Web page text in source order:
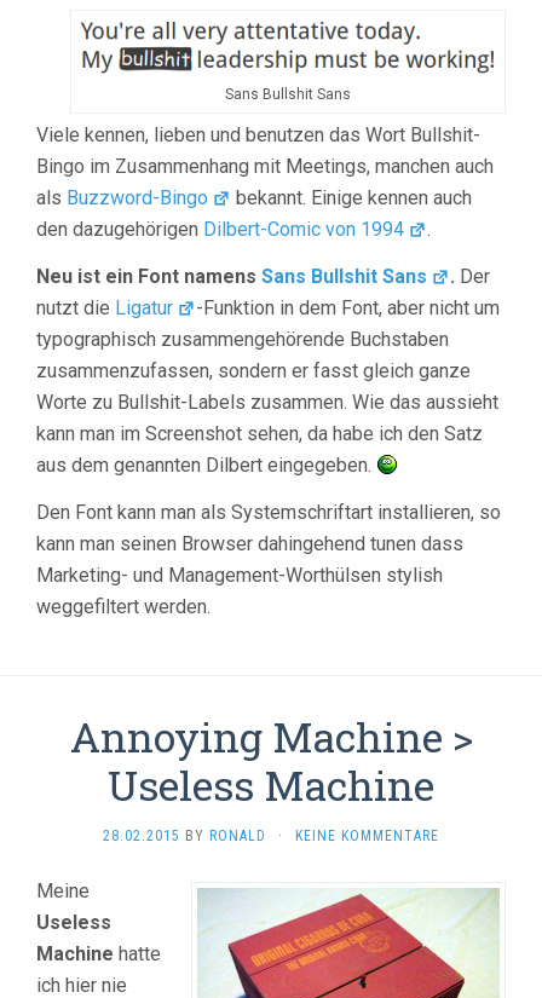
Sans Bullshit Sans
Viele kennen, lieben und benutzen das Wort Bullshit-
Bingo im Zusammenhang mit Meetings, manchen auch
als Buzzword-Bingo
bekannt. Einige kennen auch
den dazugehörigen Dilbert-Comic von 1994 .
Neu ist ein Font namens Sans Bullshit Sans . Der
nutzt die Ligatur
-Funktion in dem Font, aber nicht um
typographisch zusammengehörende Buchstaben
zusammenzufassen, sondern er fasst gleich ganze
Worte zu Bullshit-Labels zusammen. Wie das aussieht
kann man im Screenshot sehen, da habe ich den Satz
aus dem genannten Dilbert eingegeben.
Den Font kann man als Systemschriftart installieren, so
kann man seinen Browser dahingehend tunen dass
Marketing- und Management-Worthülsen stylish
weggefiltert werden.
Annoying Machine >
Useless Machine
28.02.2015 BY RONALD · KEINE KOMMENTARE
Meine
Useless
Machine hatte
ich hier nie